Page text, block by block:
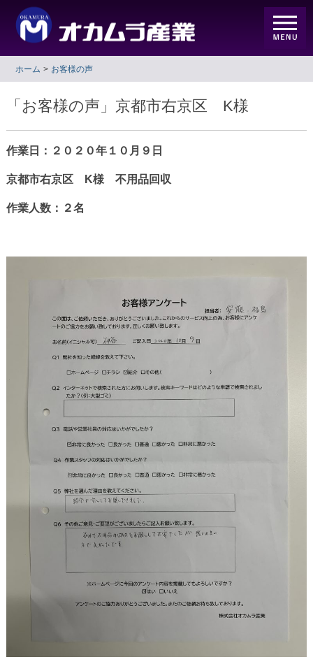
ホーム お客様の声
「お客様の声」京都市右京区 K様
作業日：２０２０年１０月９ 日
京都市右京区 K様 不用品回収
作業人数：２名